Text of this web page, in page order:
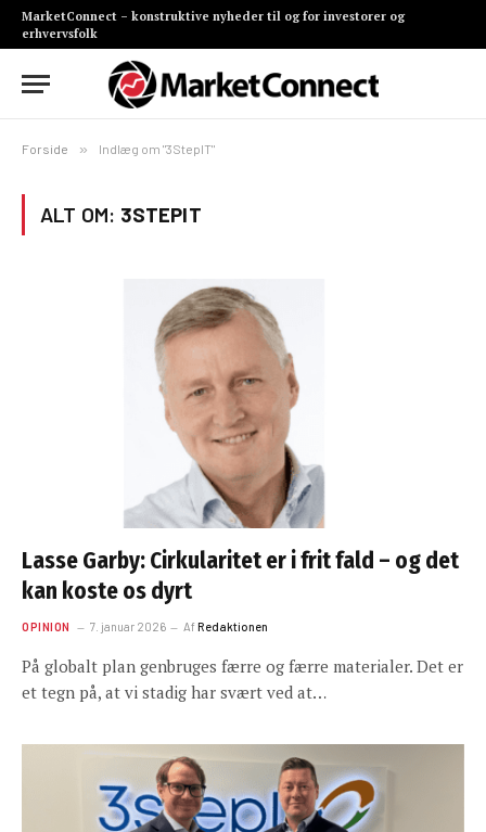
MarketConnect – konstruktive nyheder til og for investorer og
erhvervsfolk
Forside » Indlæg om "3StepIT"
ALT OM: 3STEPIT
Lasse Garby: Cirkularitet er i frit fald – og det
kan koste os dyrt
OPINION 7. januar 2026 AfRedaktionen
På globalt plan genbruges færre og færre materialer. Det er
et tegn på, at vi stadig har svært ved at…